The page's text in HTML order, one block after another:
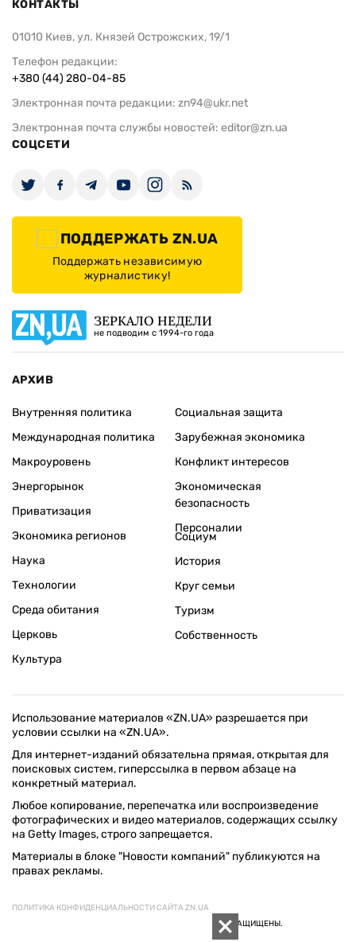
КОНТАКТЫ
01010 Киев, ул. Князей Острожских, 19/1
Телефон редакции:
+380 (44) 280-04-85
Электронная почта редакции: zn94@ukr.net
Электронная почта службы новостей: editor@zn.ua
СОЦСЕТИ
ПОДДЕРЖАТЬ ZN.UA
Поддержать независимую
журналистику!
ЗЕРКАЛО НЕДЕЛИ
не подводим с 1994-го года
АРХИВ
Внутренняя политика
Международная политика
Макроуровень
Энергорынок
Приватизация
Экономика регионов
Социальная защита
Зарубежная экономика
Конфликт интересов
Экономическая
безопасность
Персоналии
Наука
Технологии
Среда обитания
Церковь
Культура
Социум
История
Круг семьи
Туризм
Собственность
Использование материалов «ZN.UA» разрешается при
условии ссылки на «ZN.UA».
Для интернет-изданий обязательна прямая, открытая для
поисковых систем, гиперссылка в первом абзаце на
конкретный материал.
Любое копирование, перепечатка или воспроизведение
фотографических и видео материалов, содержащих ссылку
на Getty Images, строго запрещается.
Материалы в блоке "Новости компаний" публикуются на
правах рекламы.
ПОЛИТИКА КОНФИДЕНЦИАЛЬНОСТИ САЙТА ZN.UA
© 1994–2026 «ЗЕРКАЛО НЕДЕЛИ. УКРАИНА». ВСЕ ПРАВА ЗАЩИЩЕНЫ.